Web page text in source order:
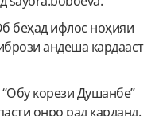
беҳад ифлос ноҳияи
андеша кардааст
корези Душанбе”
онро рад карданд.